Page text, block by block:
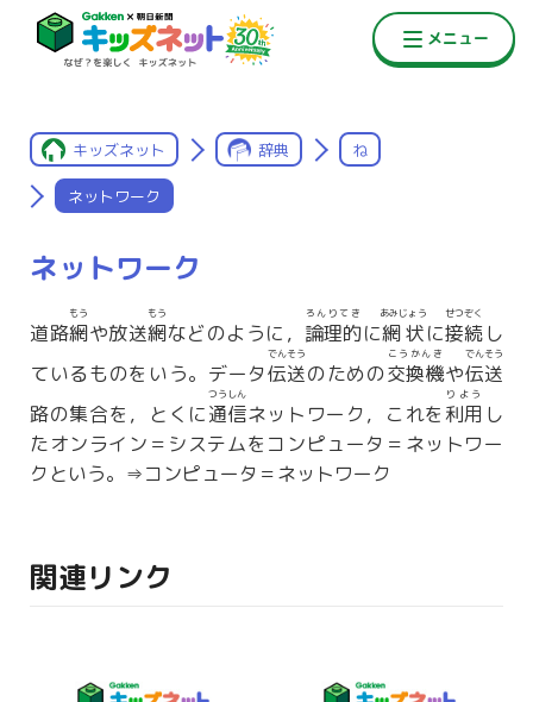
キッズネット 辞典 ね
ネットワーク
ネットワーク
道路網
もう
や放送網
もう
などのように， 論理的
ろんりてき
に網状
あみじょう
に接続
せつぞく
し
ているものをいう。データ伝送
でんそう
のための交換機
こうかんき
や伝送
でんそう
路の集合を，とくに通信
つうしん
ネットワーク，これを利用
りよう
し
たオンライン＝システムをコンピュータ＝ネットワー
クという。⇒コンピュータ＝ネットワーク
関連リンク